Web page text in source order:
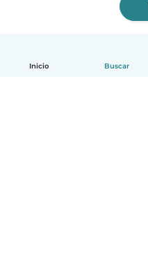
Inicio Buscar